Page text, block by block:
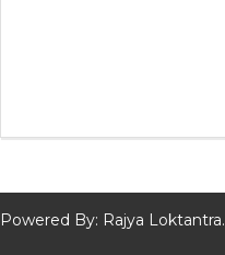
Powered By: Rajya Loktantra.